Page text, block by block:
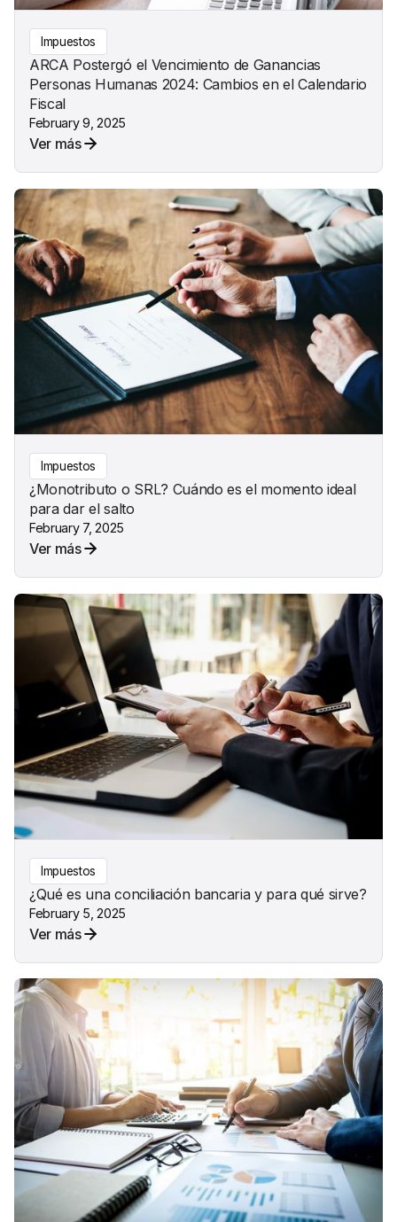
Impuestos
ARCA Postergó el Vencimiento de Ganancias
Personas Humanas 2024: Cambios en el Calendario
Fiscal
February 9, 2025
Ver más
Impuestos
¿Monotributo o SRL? Cuándo es el momento ideal
para dar el salto
February 7, 2025
Ver más
Impuestos
¿Qué es una conciliación bancaria y para qué sirve?
February 5, 2025
Ver más